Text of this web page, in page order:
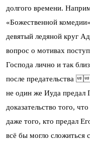
долгого времени.
«Божественной
девятый ледяной круг
вопрос о мотивах
Господа лично и так
после предательства
не один же Иуда
доказательство того,
даже того, кто предал
всё бы могло сложиться